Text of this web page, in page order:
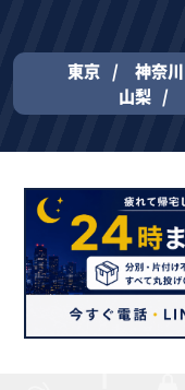
東京 神奈川
山梨